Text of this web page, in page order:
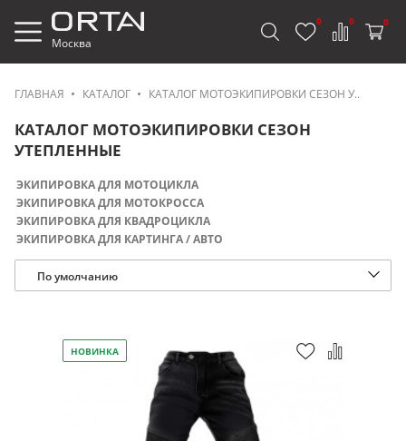
Москва
0 0 0
ГЛАВНАЯ КАТАЛОГ КАТАЛОГ МОТОЭКИПИРОВКИ СЕЗОН У..
КАТАЛОГ МОТОЭКИПИРОВКИ СЕЗОН
УТЕПЛЕННЫЕ
ЭКИПИРОВКА ДЛЯ МОТОЦИКЛА
ЭКИПИРОВКА ДЛЯ МОТОКРОССА
ЭКИПИРОВКА ДЛЯ КВАДРОЦИКЛА
ЭКИПИРОВКА ДЛЯ КАРТИНГА / АВТО
По умолчанию
НОВИНКА